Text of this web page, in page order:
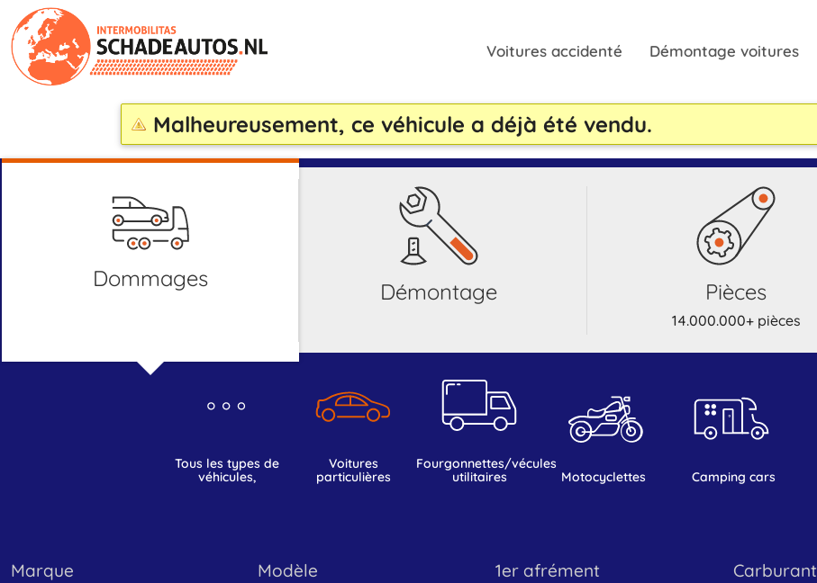
Voitures accidenté Démontage voitures
Malheureusement, ce véhicule a déjà été vendu.
dommages démontage pièces
14.000.000+ pièces
tous les types de
véhicules,
voitures
particulières
fourgonnettes/vécules
utilitaires
motocyclettes camping cars
marque modèle 1er afrément carburant